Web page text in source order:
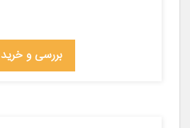
بررسی و خرید